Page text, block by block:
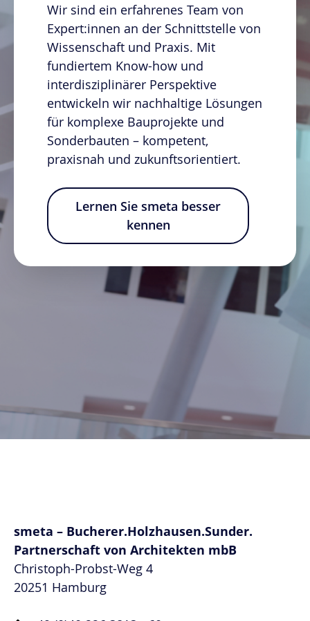
Wir sind ein erfahrenes Team von
Expert:innen an der Schnittstelle von
Wissenschaft und Praxis. Mit
fundiertem Know-how und
interdisziplinärer Perspektive
entwickeln wir nachhaltige Lösungen
für komplexe Bauprojekte und
Sonderbauten – kompetent,
praxisnah und zukunftsorientiert.
Lernen Sie smeta besser
kennen
smeta – Bucherer.Holzhausen.Sunder.
Partnerschaft von Architekten mbB
Christoph-Probst-Weg 4
20251 Hamburg